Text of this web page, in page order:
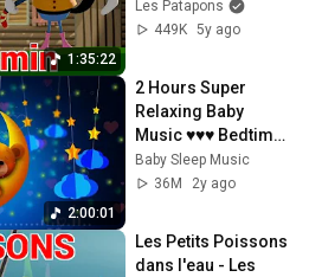
1:35:22
Les Patapons
449K 5y ago
2:00:01
2 Hours Super
Relaxing Baby
Music ♥♥♥ Bedtime
Lullaby For Sweet
Dreams ♫♫♫ Sleep
Baby Sleep Music
36M
2y ago
Les Petits Poissons
dans l'eau - Les